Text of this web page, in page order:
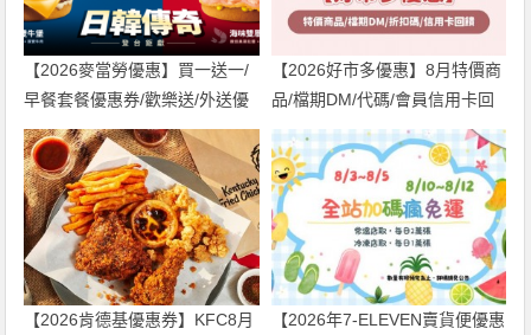
【2026麥當勞優惠】買一送一/
早餐套餐優惠券/歡樂送/外送優
惠/菜單整理
【2026好市多優惠】8月特價商
品/檔期DM/代碼/會員信用卡回
饋一次看！
【2026肯德基優惠券】KFC8月 【2026年7-ELEVEN賣貨便優惠